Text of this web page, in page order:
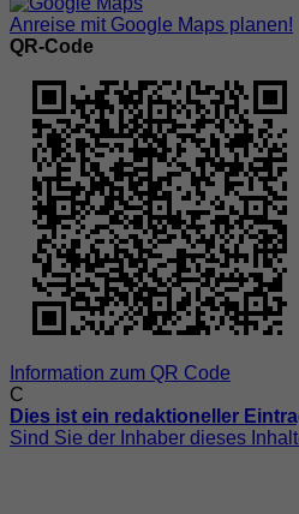
Anreise mit Google Maps planen!
QR-Code
Information zum QR Code
C
Dies ist ein redaktioneller
Sind Sie der Inhaber dieses